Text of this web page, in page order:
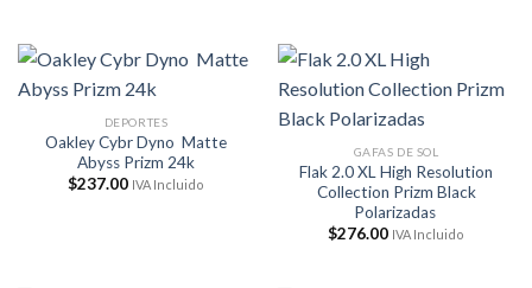
DEPORTES
Oakley Cybr Dyno Matte
Abyss Prizm 24k
$237.00 IVA Incluido
GAFAS DE SOL
Flak 2.0 XL High Resolution
Collection Prizm Black
Polarizadas
$276.00 IVA Incluido